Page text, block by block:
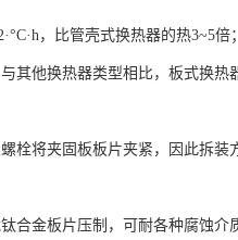
，比管壳式换热器的热3~5倍；
其他换热器类型相比，板式换
栓将夹固板板片夹紧，因此拆
合金板片压制，可耐各种腐蚀介